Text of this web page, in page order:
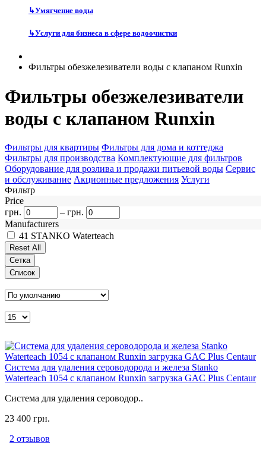
↳Умягчение воды
↳Услуги для бизнеса в сфере водоочистки
Фильтры обезжелезиватели воды с клапаном Runxin
Фильтры обезжелезиватели
воды с клапаном Runxin
Фильтры для квартиры Фильтры для дома и коттеджа
Фильтры для производства Комплектующие для фильтров
Оборудование для розлива и продажи питьевой воды Сервис
и обслуживание Акционные предложения Услуги
Фильтр
Price
грн.
– грн.
Manufacturers
41 STANKO Waterteach
Сетка
Список
Система для удаления сероводорода и железа Stanko
Waterteach 1054 с клапаном Runxin загрузка GAC Plus Centaur
Система для удаления сероводор..
23 400 грн.
2 отзывов